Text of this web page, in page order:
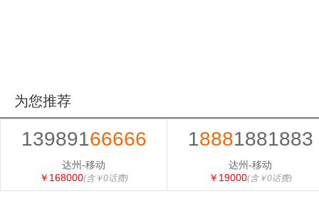
为您推荐
13989166666
达州-移动
￥168000(含￥0话费)
18881881883
达州-移动
￥19000(含￥0话费)